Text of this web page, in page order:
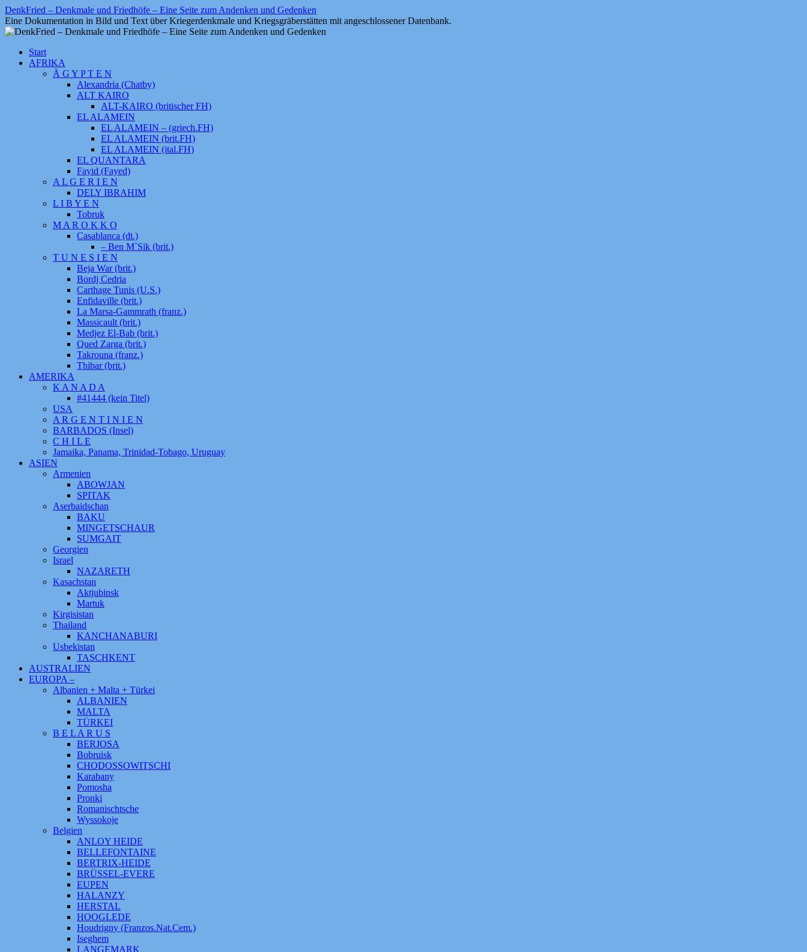
Zum
Inhalt
springen
DenkFried – Denkmale und Friedhöfe – Eine Seite zum Andenken und Gedenken
Eine Dokumentation in Bild und Text über Kriegerdenkmale und Kriegsgräberstätten mit angeschlossener Datenbank.
Start
AFRIKA
Ä G Y P T E N
Alexandria (Chatby)
ALT KAIRO
ALT-KAIRO (britischer FH)
EL ALAMEIN
EL ALAMEIN – (griech.FH)
EL ALAMEIN (brit.FH)
EL ALAMEIN (ital.FH)
EL QUANTARA
Fayid (Fayed)
A L G E R I E N
DELY IBRAHIM
L I B Y E N
Tobruk
M A R O K K O
Casablanca (dt.)
– Ben M`Sik (brit.)
T U N E S I E N
Beja War (brit.)
Bordj Cedria
Carthage Tunis (U.S.)
Enfidaville (brit.)
La Marsa-Gammrath (franz.)
Massicault (brit.)
Medjez El-Bab (brit.)
Qued Zarga (brit.)
Takrouna (franz.)
Thibar (brit.)
AMERIKA
K A N A D A
#41444 (kein Titel)
USA
A R G E N T I N I E N
BARBADOS (Insel)
C H I L E
Jamaika, Panama, Trinidad-Tobago, Uruguay
ASIEN
Armenien
ABOWJAN
SPITAK
Aserbaidschan
BAKU
MINGETSCHAUR
SUMGAIT
Georgien
Israel
NAZARETH
Kasachstan
Aktjubinsk
Martuk
Kirgisistan
Thailand
KANCHANABURI
Usbekistan
TASCHKENT
AUSTRALIEN
EUROPA –
Albanien + Malta + Türkei
ALBANIEN
MALTA
TÜRKEI
B E L A R U S
BERJOSA
Bobruisk
CHODOSSOWITSCHI
Karabany
Pomosha
Pronki
Romanischtsche
Wyssokoje
Belgien
ANLOY HEIDE
BELLEFONTAINE
BERTRIX-HEIDE
BRÜSSEL-EVERE
EUPEN
HALANZY
HERSTAL
HOOGLEDE
Houdrigny (Franzos.Nat.Cem.)
Iseghem
LANGEMARK